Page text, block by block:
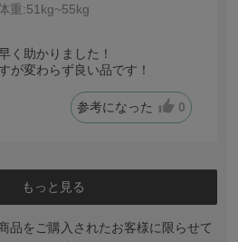
重:51kg~55kg
く助かりました！
が変わらず良い品です！
参考になった 0
もっと見る
品をご購入されたお客様に限らせて